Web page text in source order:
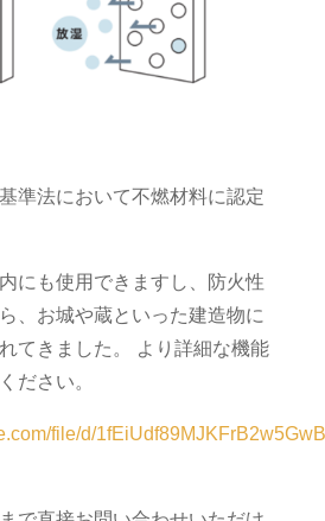
準法において不燃材料に認定
にも使用できますし、防火性
、お城や蔵といった建造物に
てきました。 より詳細な機能
ださい。
file/d/